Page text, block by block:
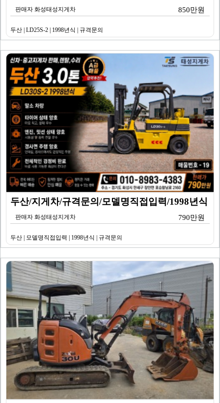
판매자 화성태성지게차 850만원
두산 | LD25S-2 | 1998년식 | 규격문의
두산/지게차/규격문의/모델명직접입력/1998년식
판매자 화성태성지게차 790만원
두산 | 모델명직접입력 | 1998년식 | 규격문의